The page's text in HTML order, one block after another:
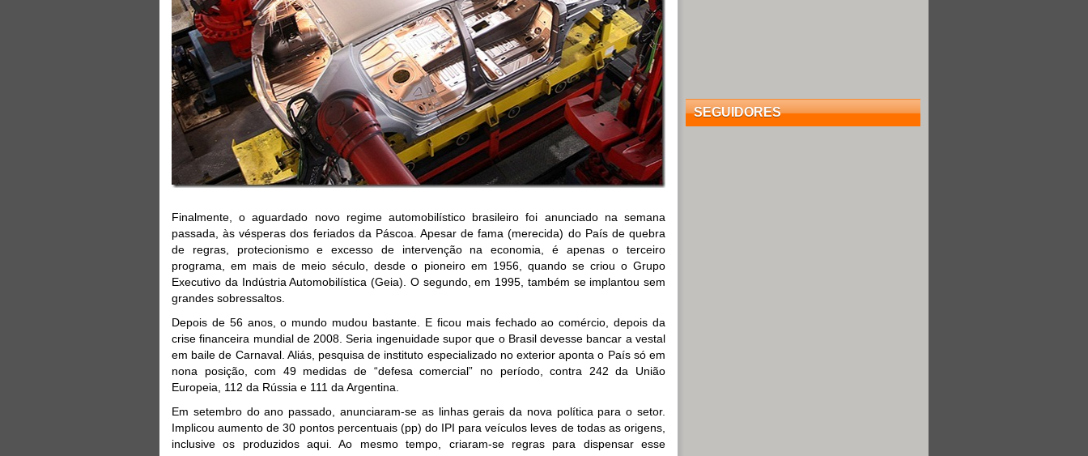
Finalmente, o aguardado novo regime automobilístico brasileiro foi anunciado na semana
passada, às vésperas dos feriados da Páscoa. Apesar de fama (merecida) do País de quebra
de regras, protecionismo e excesso de intervenção na economia, é apenas o terceiro
programa, em mais de meio século, desde o pioneiro em 1956, quando se criou o Grupo
Executivo da Indústria Automobilística (Geia). O segundo, em 1995, também se implantou sem
grandes sobressaltos.
Depois de 56 anos, o mundo mudou bastante. E ficou mais fechado ao comércio, depois da
crise financeira mundial de 2008. Seria ingenuidade supor que o Brasil devesse bancar a vestal
em baile de Carnaval. Aliás, pesquisa de instituto especializado no exterior aponta o País só em
nona posição, com 49 medidas de “defesa comercial” no período, contra 242 da União
Europeia, 112 da Rússia e 111 da Argentina.
Em setembro do ano passado, anunciaram-se as linhas gerais da nova política para o setor.
Implicou aumento de 30 pontos percentuais (pp) do IPI para veículos leves de todas as origens,
inclusive os produzidos aqui. Ao mesmo tempo, criaram-se regras para dispensar esse
SEGUIDORES